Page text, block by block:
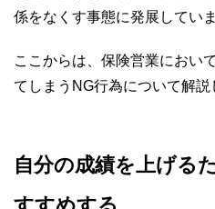
係をなくす事態に発展していま
ここからは、保険営業におい
てしまうNG行為について解説
自分の成績を上げる